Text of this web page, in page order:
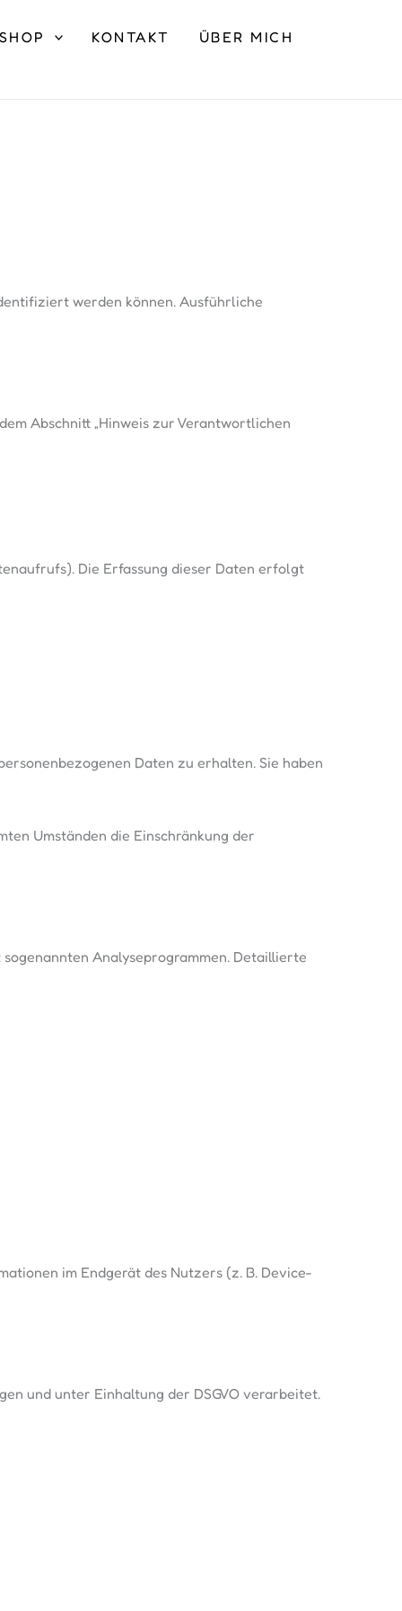
SHOP KONTAKT
ÜBER MICH
werden können. Ausführliche
Abschnitt „Hinweis zur Verantwortlichen
Die Erfassung dieser Daten erfolgt
Daten zu erhalten. Sie haben
Umständen die Einschränkung der
Analyseprogrammen. Detaillierte
im Endgerät des Nutzers (z. B. Device-
und unter Einhaltung der DSGVO verarbeitet.